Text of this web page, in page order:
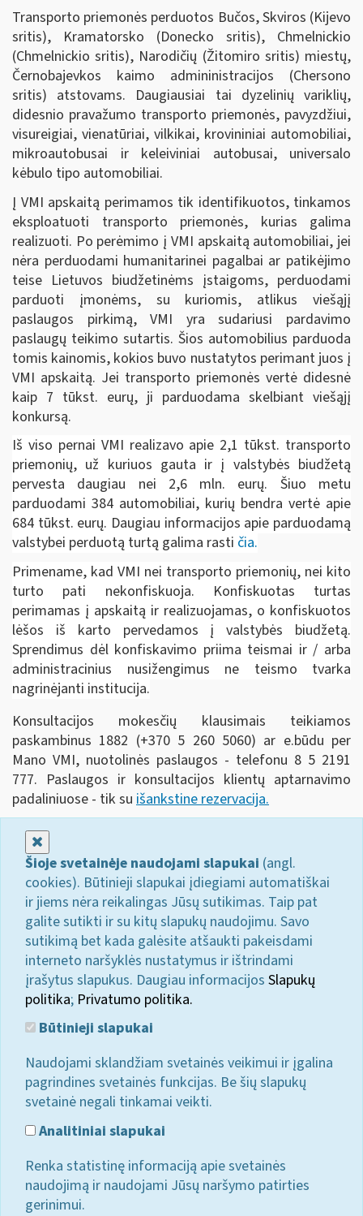
Transporto priemonės perduotos Bučos, Skviros (Kijevo
sritis), Kramatorsko (Donecko sritis), Chmelnickio
(Chmelnickio sritis), Narodičių (Žitomiro sritis) miestų,
Černobajevkos kaimo admininistracijos (Chersono
sritis) atstovams. Daugiausiai tai dyzelinių variklių,
didesnio pravažumo transporto priemonės, pavyzdžiui,
visureigiai, vienatūriai, vilkikai, krovininiai automobiliai,
mikroautobusai ir keleiviniai autobusai, universalo
kėbulo tipo automobiliai.
Į VMI apskaitą perimamos tik identifikuotos, tinkamos
eksploatuoti transporto priemonės, kurias galima
realizuoti. Po perėmimo į VMI apskaitą automobiliai, jei
nėra perduodami humanitarinei pagalbai ar patikėjimo
teise Lietuvos biudžetinėms įstaigoms, perduodami
parduoti įmonėms, su kuriomis, atlikus viešąjį
paslaugos pirkimą, VMI yra sudariusi pardavimo
paslaugų teikimo sutartis. Šios automobilius parduoda
tomis kainomis, kokios buvo nustatytos perimant juos į
VMI apskaitą. Jei transporto priemonės vertė didesnė
kaip 7 tūkst. eurų, ji parduodama skelbiant viešąjį
konkursą.
Iš viso pernai VMI realizavo apie 2,1 tūkst. transporto
priemonių, už kuriuos gauta ir į valstybės biudžetą
pervesta daugiau nei 2,6 mln. eurų. Šiuo metu
parduodami 384 automobiliai, kurių bendra vertė apie
684 tūkst. eurų. Daugiau informacijos apie parduodamą
valstybei perduotą turtą galima rasti čia.
Primename, kad VMI nei transporto priemonių, nei kito
turto pati nekonfiskuoja. Konfiskuotas turtas
perimamas į apskaitą ir realizuojamas, o konfiskuotos
lėšos iš karto pervedamos į valstybės biudžetą.
Sprendimus dėl konfiskavimo priima teismai ir / arba
administracinius nusižengimus ne teismo tvarka
nagrinėjanti institucija.
Konsultacijos mokesčių klausimais teikiamos
paskambinus 1882 (+370 5 260 5060) ar e.būdu per
Mano VMI, nuotolinės paslaugos - telefonu 8 5 2191
777. Paslaugos ir konsultacijos klientų aptarnavimo
padaliniuose - tik su išankstine rezervacija.
Šioje svetainėje naudojami slapukai (angl.
cookies). Būtinieji slapukai įdiegiami automatiškai
ir jiems nėra reikalingas Jūsų sutikimas. Taip pat
galite sutikti ir su kitų slapukų naudojimu. Savo
sutikimą bet kada galėsite atšaukti pakeisdami
interneto naršyklės nustatymus ir ištrindami
įrašytus slapukus. Daugiau informacijos Slapukų
politika; Privatumo politika.
Būtinieji slapukai
Naudojami sklandžiam svetainės veikimui ir įgalina
pagrindines svetainės funkcijas. Be šių slapukų
svetainė negali tinkamai veikti.
Analitiniai slapukai
Renka statistinę informaciją apie svetainės
naudojimą ir naudojami Jūsų naršymo patirties
gerinimui.